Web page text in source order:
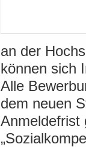
an der
können sich
Alle
dem neuen
Anmeldefrist